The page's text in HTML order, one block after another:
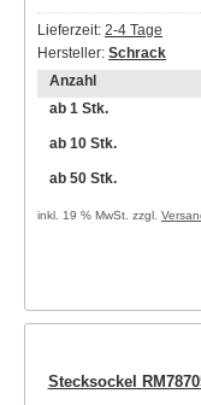
Lieferzeit: 2-4 Tage
Hersteller: Schrack
Anzahl
ab 1 Stk.
ab 10 Stk.
ab 50 Stk.
inkl. 19 % MwSt. zzgl.
Stecksockel